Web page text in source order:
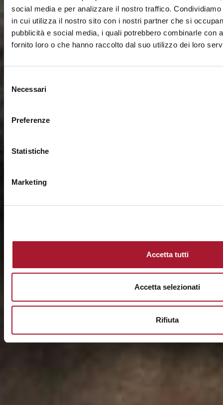
social media e per analizzare il nostro traffico.
in cui utilizza il nostro sito con i nostri partner che si
pubblicità e social media, i quali potrebbero combinarle con
fornito loro o che hanno raccolto dal suo utilizzo dei loro
delNecessari
Preferenze
Statistiche
Marketing
Accetta tutti
Accetta selezionati
Rifiuta